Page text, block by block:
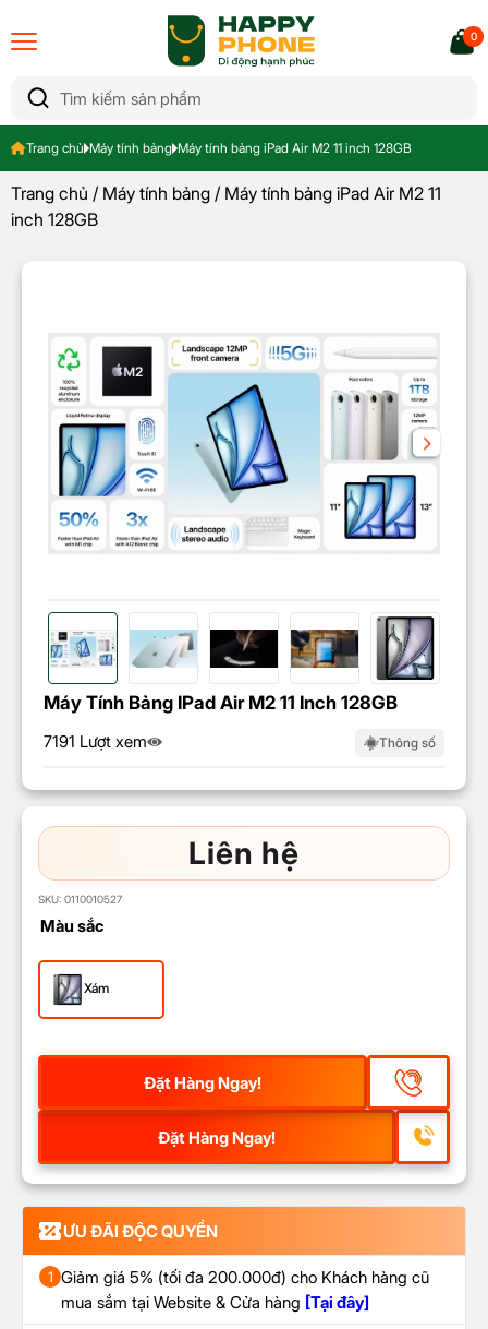
0
Trang chủ Máy tính bảng Máy tính bảng iPad Air M2 11 inch 128GB
Trang chủ / Máy tính bảng / Máy tính bảng iPad Air M2 11
inch 128GB
Liên hệ
SKU: 0110010527
Màu sắc
Xám
Đặt Hàng Ngay!
Đặt Hàng Ngay!
ƯU ĐÃI ĐỘC QUYỀN
1 Giảm giá 5% (tối đa 200.000đ) cho Khách hàng cũ
mua sắm tại Website & Cửa hàng [Tại đây]
Máy Tính Bảng IPad Air M2 11 Inch 128GB
7191 Lượt xem Thông số